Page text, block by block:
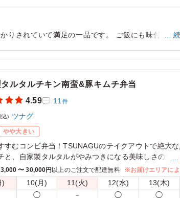
す。あらかじめご了承ください。
りされていて満足の一品です。 ご飯にも味付けが
タルタルチキン南蛮&豚キムチ弁当
4.59
11 件
込) ツナグ
やや大きい
すむコンビ弁当！TSUNAGUのテイクアウトで絶大
と、自家製タルタルがやみつきになる美味しさのチ
い。お惣菜もたっぷり入っているので食べ飽きせず
3,000 〜 30,000円 以上のご注文で配達無料 ※お届けエリアに
) 10(月) 11(火) 12(水) 13(木)
◯ － ◯ ◯